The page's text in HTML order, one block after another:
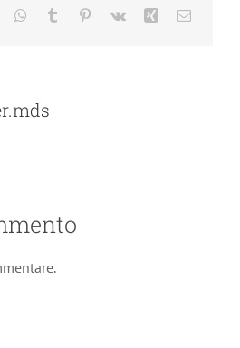
WhatsApp
Tumblr Pinterest
Vk Xing Email